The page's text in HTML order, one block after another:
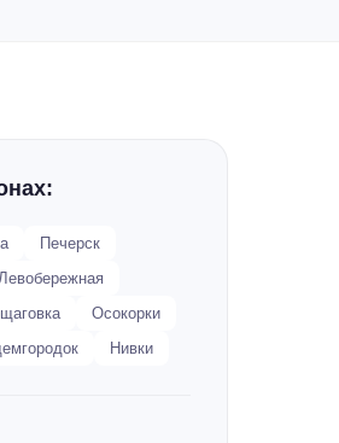
Печерск
Осокорки
Нивки